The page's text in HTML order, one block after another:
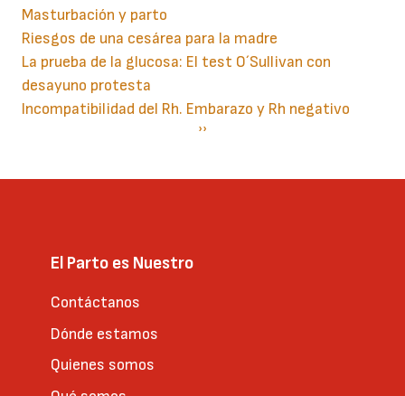
Masturbación y parto
Riesgos de una cesárea para la madre
La prueba de la glucosa: El test O´Sullivan con
desayuno protesta
Incompatibilidad del Rh. Embarazo y Rh negativo
Siguiente
››
El Parto es Nuestro
Contáctanos
Dónde estamos
Quienes somos